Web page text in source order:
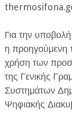
Για την υποβολή
η προηγούμενη
χρήση των
της Γενικής
Συστημάτων
Ψηφιακής